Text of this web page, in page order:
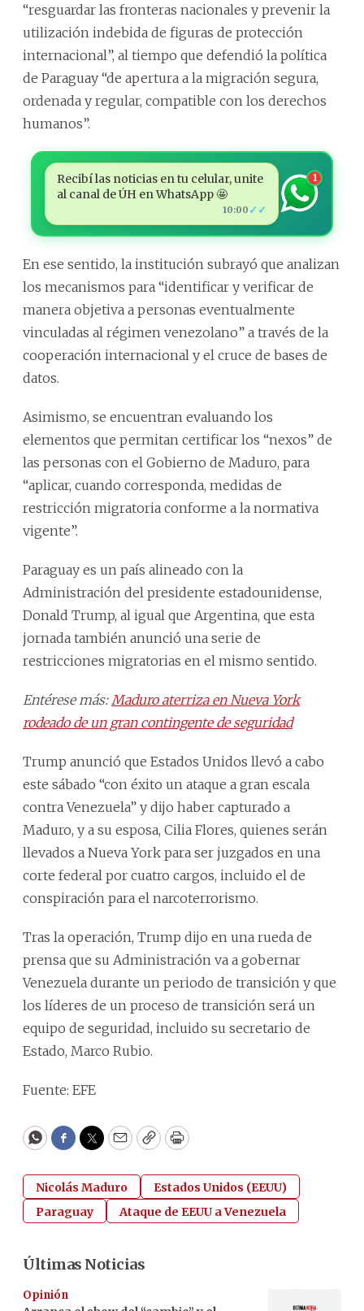
“resguardar las fronteras nacionales y prevenir la
utilización indebida de figuras de protección
internacional”, al tiempo que defendió la política
de Paraguay “de apertura a la migración segura,
ordenada y regular, compatible con los derechos
humanos”.
Recibí las noticias en tu celular, unite
al canal de ÚH en WhatsApp 🤩
10:00 ✓✓
1
En ese sentido, la institución subrayó que analizan
los mecanismos para “identificar y verificar de
manera objetiva a personas eventualmente
vinculadas al régimen venezolano” a través de la
cooperación internacional y el cruce de bases de
datos.
Asimismo, se encuentran evaluando los
elementos que permitan certificar los “nexos” de
las personas con el Gobierno de Maduro, para
“aplicar, cuando corresponda, medidas de
restricción migratoria conforme a la normativa
vigente”.
Paraguay es un país alineado con la
Administración del presidente estadounidense,
Donald Trump, al igual que Argentina, que esta
jornada también anunció una serie de
restricciones migratorias en el mismo sentido.
Entérese más: Maduro aterriza en Nueva York
rodeado de un gran contingente de seguridad
Trump anunció que Estados Unidos llevó a cabo
este sábado “con éxito un ataque a gran escala
contra Venezuela” y dijo haber capturado a
Maduro, y a su esposa, Cilia Flores, quienes serán
llevados a Nueva York para ser juzgados en una
corte federal por cuatro cargos, incluido el de
conspiración para el narcoterrorismo.
Tras la operación, Trump dijo en una rueda de
prensa que su Administración va a gobernar
Venezuela durante un periodo de transición y que
los líderes de un proceso de transición será un
equipo de seguridad, incluido su secretario de
Estado, Marco Rubio.
Fuente: EFE
WhatsApp
Facebook
Twitter
EmailCopyPrint
Nicolás Maduro
Estados Unidos (EEUU)
Paraguay
Ataque de EEUU a Venezuela
Últimas Noticias
Opinión